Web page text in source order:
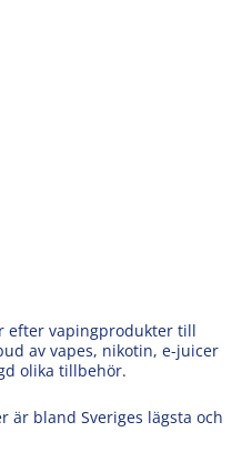
efter vapingprodukter till
av vapes, nikotin, e-juicer
olika tillbehör.
är bland Sveriges lägsta och